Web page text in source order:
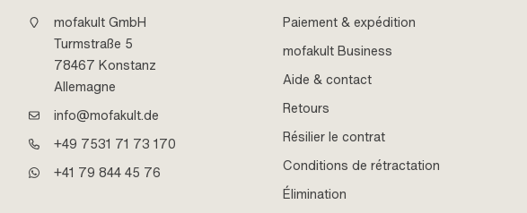
mofakult GmbH
Turmstraße 5
78467 Konstanz
Allemagne
info@mofakult.de
+49 7531 71 73 170
+41 79 844 45 76
Paiement & expédition
mofakult Business
Aide & contact
Retours
Résilier le contrat
Conditions de rétractation
Élimination